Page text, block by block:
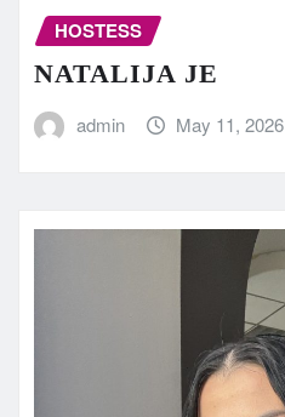
HOSTESS
NATALIJA JE
admin May 11, 2026